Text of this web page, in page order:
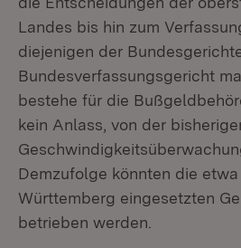
Landes bis hin zum
diejenigen der
Bundesverfassungsgericht
bestehe für die
kein Anlass, von der
Demzufolge könnten die etwa
Württemberg eingesetzten
betrieben werden.